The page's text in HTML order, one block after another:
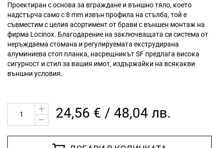
Проектиран с основа за вграждане и външно тяло, което
надстърча само с 8 mm извън профила на стълба, той е
съвместим с целия асортимент от брави с външен монтаж на
фирма Locinox. Благодарение на заключващата си система от
неръждаема стомана и регулируемата екструдирана
алуминиева стоп планка, насрещникът SF предлага висока
сигурност и стил за вашия имот, издържайки на всякакви
външни условия.
24,56 € / 48,04 лв.